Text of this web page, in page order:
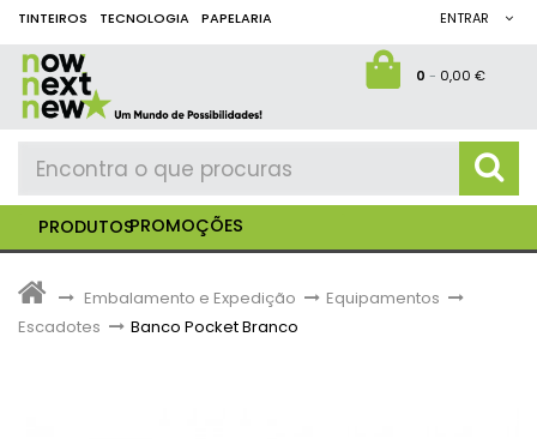
TINTEIROS TECNOLOGIA PAPELARIA ENTRAR
0- 0,00 €
PRODUTOSPROMOÇÕES
> Embalamento e Expedição > Equipamentos >
Escadotes > Banco Pocket Branco